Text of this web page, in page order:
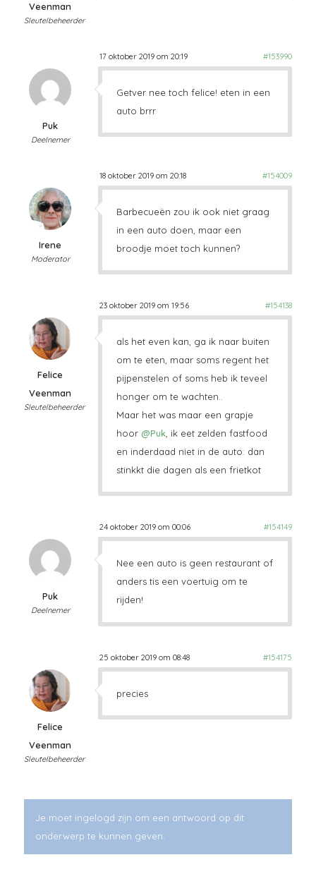
Veenman
Sleutelbeheerder
17 oktober 2019 om 20:19 #153990
Puk
Deelnemer
Getver nee toch felice! eten in een
auto brrr
18 oktober 2019 om 20:18 #154009
Irene
Moderator
Barbecueën zou ik ook niet graag
in een auto doen, maar een
broodje moet toch kunnen?
23 oktober 2019 om 19:56 #154138
Felice
Veenman
Sleutelbeheerder
als het even kan, ga ik naar buiten
om te eten, maar soms regent het
pijpenstelen of soms heb ik teveel
honger om te wachten..
Maar het was maar een grapje
hoor @Puk, ik eet zelden fastfood
en inderdaad niet in de auto: dan
stinkkt die dagen als een frietkot
24 oktober 2019 om 00:06 #154149
Puk
Deelnemer
Nee een auto is geen restaurant of
anders tis een voertuig om te
rijden!
25 oktober 2019 om 08:48 #154175
Felice
Veenman
Sleutelbeheerder
precies
Je moet ingelogd zijn om een antwoord op dit
onderwerp te kunnen geven.